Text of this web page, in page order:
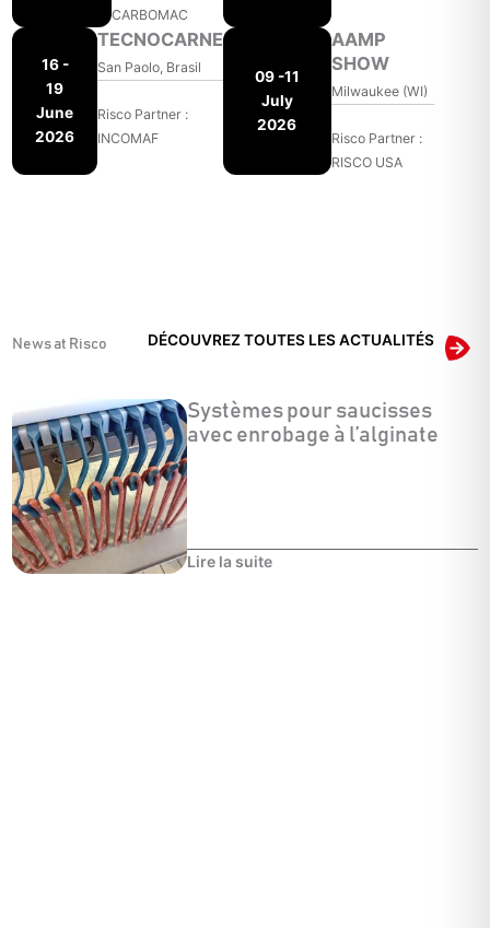
CARBOMAC
16 -
19
June
2026
TECNOCARNE
San Paolo, Brasil
Risco Partner :
INCOMAF
09 -11
July
2026
AAMP
SHOW
Milwaukee (WI)
Risco Partner :
RISCO USA
News at Risco DÉCOUVREZ TOUTES LES ACTUALITÉS
Systèmes pour saucisses
avec enrobage à l’alginate
Lire la suite